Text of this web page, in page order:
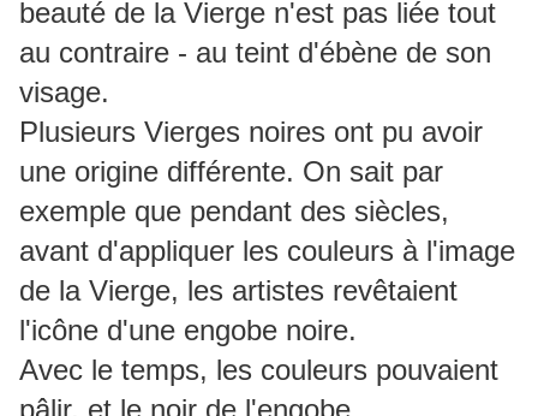
beauté de la Vierge n'est pas liée tout
au contraire - au teint d'ébène de son
visage.
Plusieurs Vierges noires ont pu avoir
une origine différente. On sait par
exemple que pendant des siècles,
avant d'appliquer les couleurs à l'image
de la Vierge, les artistes revêtaient
l'icône d'une engobe noire.
Avec le temps, les couleurs pouvaient